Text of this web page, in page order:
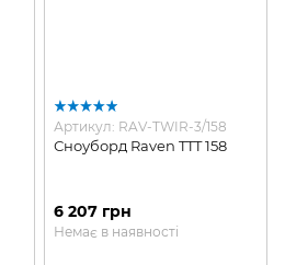
Артикул: RAV-TWIR-3/158
Сноуборд Raven TTT 158
6 207 грн
Немає в наявності